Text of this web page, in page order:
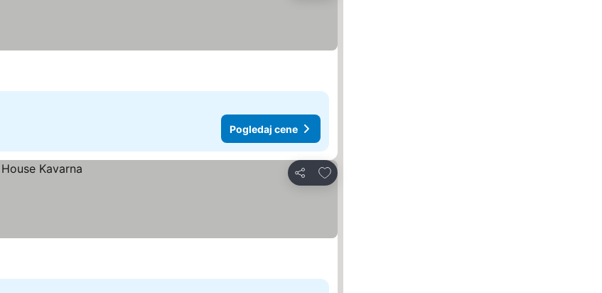
Pogledaj cene
Deli
Dodati u favorite